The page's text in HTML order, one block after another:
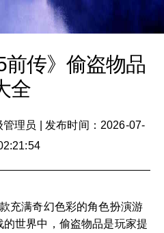
前传》偷盗物品
全
管理员
发布时间：2026-07-
充满奇幻色彩的角色扮演游
世界中，偷盗物品是玩家提